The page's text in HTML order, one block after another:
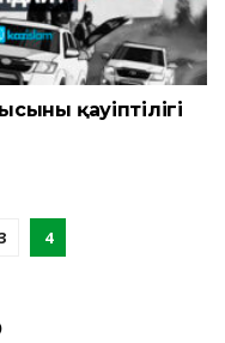
қауіптілігі
4